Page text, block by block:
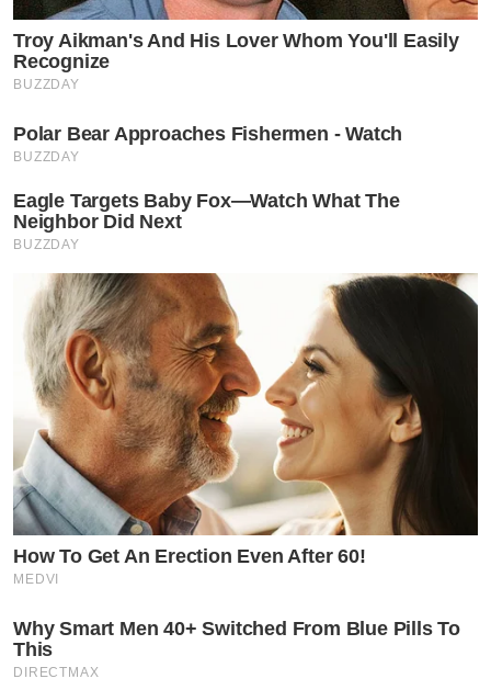
Troy Aikman's And His Lover Whom You'll Easily
Recognize
BUZZDAY
Polar Bear Approaches Fishermen - Watch
BUZZDAY
Eagle Targets Baby Fox—Watch What The
Neighbor Did Next
BUZZDAY
How To Get An Erection Even After 60!
MEDVI
Why Smart Men 40+ Switched From Blue Pills To
This
DIRECTMAX